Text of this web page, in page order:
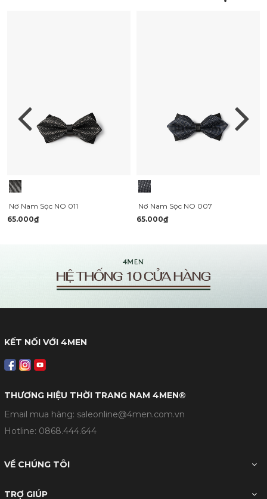
Nơ Nam Sọc NO 011
65.000₫
Nơ Nam Sọc NO 007
65.000₫
KẾT NỐI VỚI 4MEN
THƯƠNG HIỆU THỜI TRANG NAM 4MEN®
Email mua hàng: saleonline@4men.com.vn
Hotline: 0868.444.644
VỀ CHÚNG TÔI
TRỢ GIÚP